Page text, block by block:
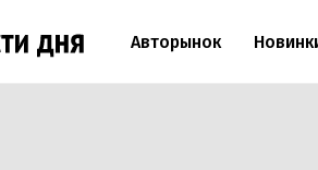
Авторынок